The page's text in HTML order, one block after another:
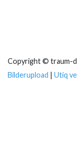
Copyright © traum-
Bilderupload | Utiq